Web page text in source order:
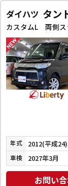
ダイハツ タン
年式 2012(平成
車検 2027年3月
お問い